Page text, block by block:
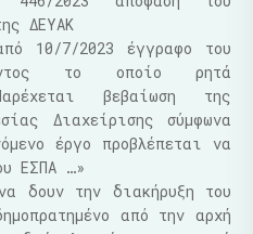
ΔΕΥΑΚ
10/7/2023 έγγραφο του
το οποίο ρητά
βεβαίωση της
Διαχείρισης σύμφωνα
έργο προβλέπεται να
ΕΣΠΑ …»
δουν την διακήρυξη του
από την αρχή